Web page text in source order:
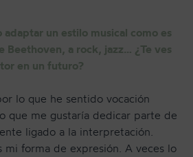
adaptar un estilo musical como es
Beethoven, a rock, jazz… ¿Te ves
en un futuro?
lo que he sentido vocación
que me gustaría dedicar parte de
ligado a la interpretación.
mi forma de expresión. A veces lo